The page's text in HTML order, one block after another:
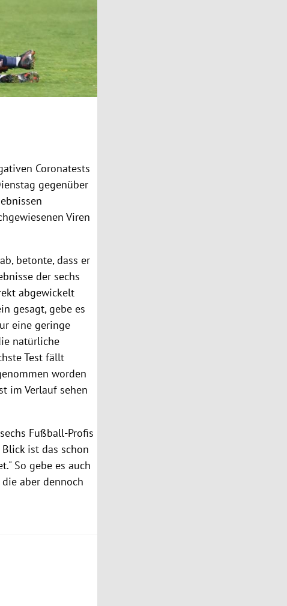
Coronatests
gegenüber
Viren
betonte, dass er
der sechs
abgewickelt
gesagt, gebe es
eine geringe
natürliche
Test fällt
worden
im Verlauf sehen
Fußball-Profis
ist das schon
So gebe es auch
aber dennoch